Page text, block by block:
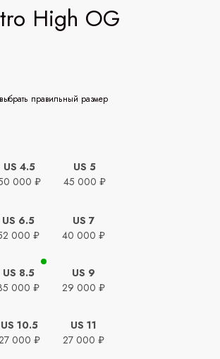
High OG
правильный размер
US 4.5
000 ₽
US 5
45 000 ₽
US 6.5
000 ₽
US 7
40 000 ₽
US 8.5
000 ₽
US 9
29 000 ₽
US 10.5
000 ₽
US 11
27 000 ₽